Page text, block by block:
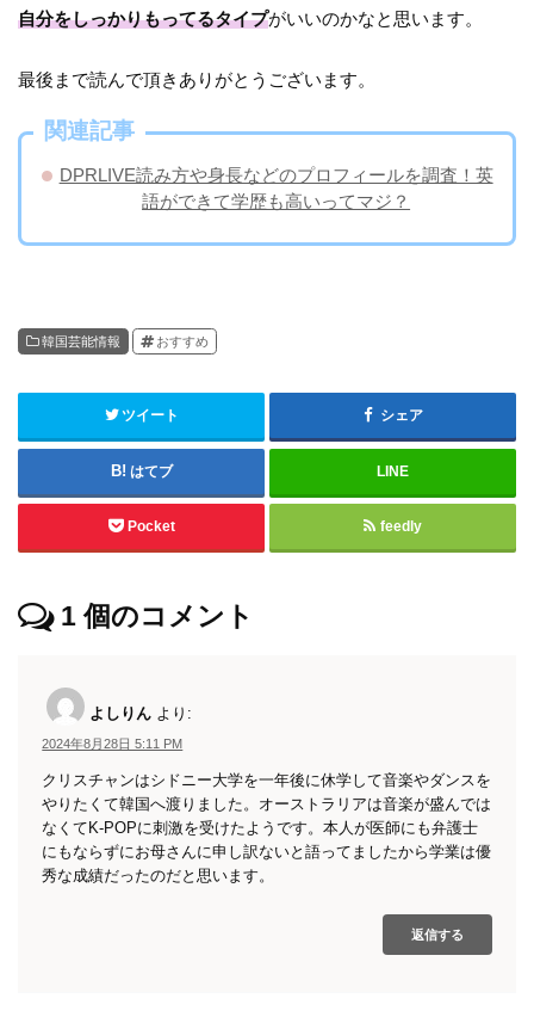
自分をしっかりもってるタイプがいいのかなと思います。
最後まで読んで頂きありがとうございます。
関連記事
DPRLIVE読み方や身長などのプロフィールを調査！英
語ができて学歴も高いってマジ？
韓国芸能情報 おすすめ
ツイート シェア
はてブ LINE
Pocket feedly
1個のコメント
よしりん より:
2024年8月28日 5:11 PM
クリスチャンはシドニー大学を一年後に休学して音楽やダンスを
やりたくて韓国へ渡りました。オーストラリアは音楽が盛んでは
なくてK-POPに刺激を受けたようです。本人が医師にも弁護士
にもならずにお母さんに申し訳ないと語ってましたから学業は優
秀な成績だったのだと思います。
返信する